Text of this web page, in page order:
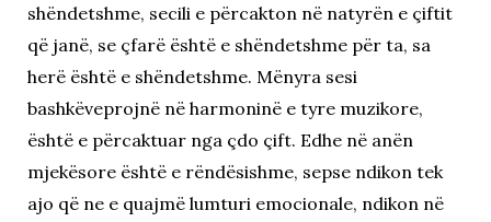
shëndetshme, secili e përcakton në natyrën e çiftit
që janë, se çfarë është e shëndetshme për ta, sa
herë është e shëndetshme. Mënyra sesi
bashkëveprojnë në harmoninë e tyre muzikore,
është e përcaktuar nga çdo çift. Edhe në anën
mjekësore është e rëndësishme, sepse ndikon tek
ajo që ne e quajmë lumturi emocionale, ndikon në